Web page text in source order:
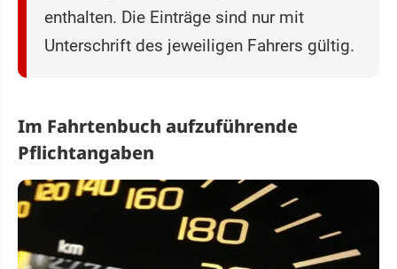
enthalten. Die Einträge sind nur mit
Unterschrift des jeweiligen Fahrers gültig.
Im Fahrtenbuch aufzuführende
Pflichtangaben